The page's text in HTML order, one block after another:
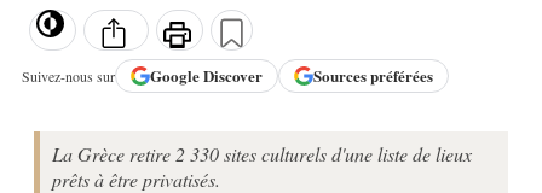
Suivez-nous sur GoogleDiscover Sources préférées
La Grèce retire 2 330 sites culturels d'une liste de lieux
prêts à être privatisés.